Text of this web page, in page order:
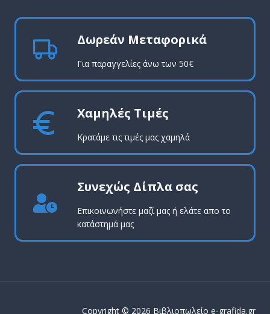
Δωρεάν Μεταφορικά
Για παραγγελίες άνω των 50€
Χαμηλές Τιμές
Κρατάμε τις τιμές μας χαμηλά
Συνεχώς Δίπλα σας
Επικοινωνήστε μαζί μας ή ελάτε απο το
κατάστημά μας
Copyright © 2026 Βιβλιοπωλείο e-grafida.gr